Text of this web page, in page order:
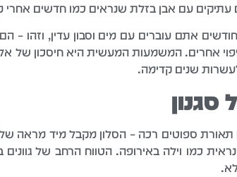
עם אבן בזלת שנראים כמו חדשים אחרי
אתם עוברים עם מים וסבון עדין, וזהו –
אחרים. המשמעות המעשית היא חיסכון של
שנים קדימה.
ספוטים רכה – הסלון מקבל מיד מראה של
כמו וילה באירופה. הטווח הרחב של